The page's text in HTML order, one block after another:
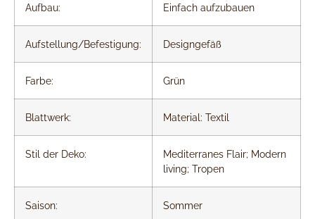
Aufbau: Einfach aufzubauen
Aufstellung/Befestigung: Designgefäß
Farbe: Grün
Blattwerk: Material: Textil
Stil der Deko:
Mediterranes Flair; Modern
living; Tropen
Saison: Sommer